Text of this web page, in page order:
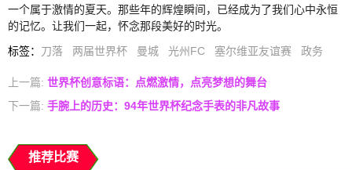
一个属于激情的夏天。那些年的辉煌瞬间，已经成为了我们心中永恒
的记忆。让我们一起，怀念那段美好的时光。
标签： 刀落 两届世界杯 曼城 光州FC 塞尔维亚友谊赛 政务
上一篇: 世界杯创意标语：点燃激情，点亮梦想的舞台
下一篇: 手腕上的历史：94年世界杯纪念手表的非凡故事
推荐比赛